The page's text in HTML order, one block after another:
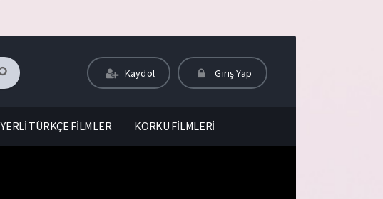
Kaydol Giriş Yap
YERLİ TÜRKÇE FİLMLER KORKU FİLMLERİ